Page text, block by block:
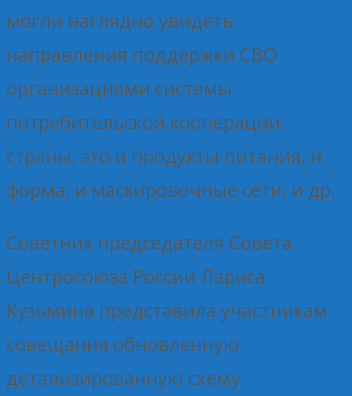
могли наглядно увидеть
направления поддержки СВО
организациями системы
потребительской кооперации
страны, это и продукты питания, и
форма, и маскировочные сети, и др.
Советник председателя Совета
Центросоюза России Лариса
Кузьмина представила участникам
совещания обновленную
детализированную схему